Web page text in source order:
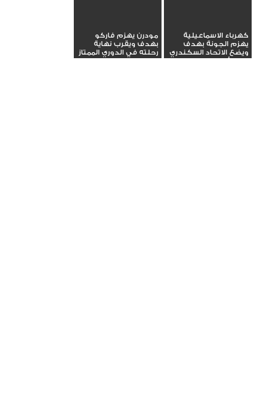
كهرباء الاسماعيلية
يهزم الجونة بهدف
ويضع الاتحاد السكندري
مودرن يهزم فاركو
بهدف ويقرب نهاية
رحلته في الدوري الممتاز